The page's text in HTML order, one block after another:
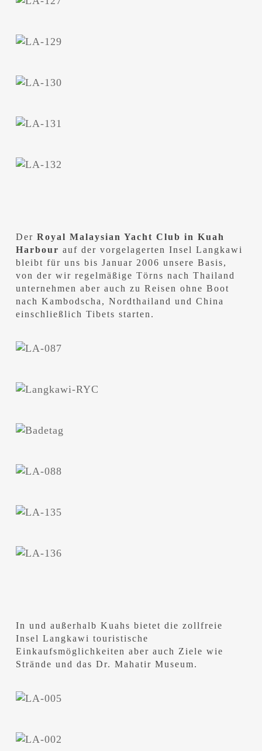
Der Royal Malaysian Yacht Club in Kuah
Harbour auf der vorgelagerten Insel Langkawi
bleibt für uns bis Januar 2006 unsere Basis,
von der wir regelmäßige Törns nach Thailand
unternehmen aber auch zu Reisen ohne Boot
nach Kambodscha, Nordthailand und China
einschließlich Tibets starten.
In und außerhalb Kuahs bietet die zollfreie
Insel Langkawi touristische
Einkaufsmöglichkeiten aber auch Ziele wie
Strände und das Dr. Mahatir Museum.